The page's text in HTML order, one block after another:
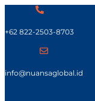
+62 822-2503-8703
info@nuansaglobal.id